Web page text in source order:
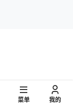
菜单 我的